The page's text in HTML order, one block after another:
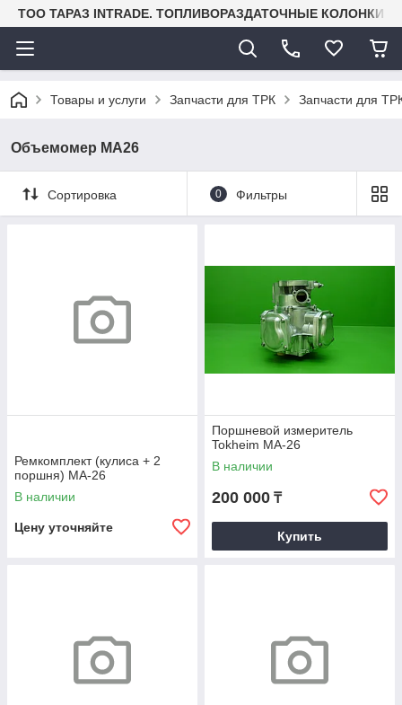
TOO ТАРАЗ INTRADE. ТОПЛИВОРАЗДАТОЧНЫЕ КОЛОНКИ
Товары и услуги Запчасти для ТРК Запчасти для
Объемомер МА26
Сортировка 0 Фильтры
Ремкомплект (кулиса + 2
поршня) МА-26
В наличии
Цену уточняйте
Поршневой измеритель
Tokheim МА-26
В наличии
200 000 ₸
Купить